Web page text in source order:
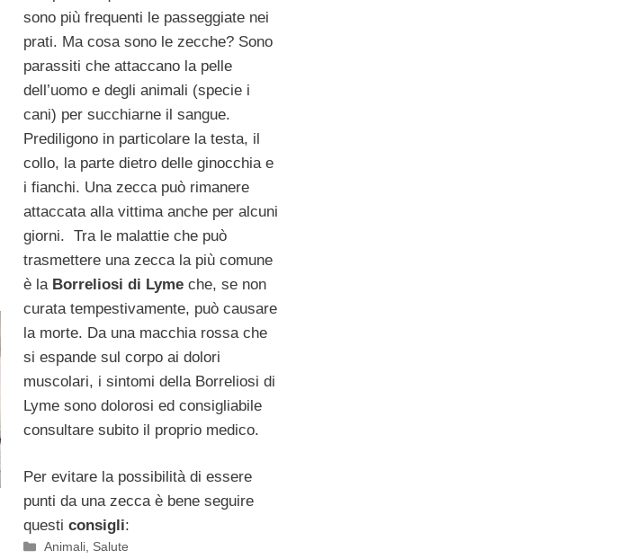
sono più frequenti le passeggiate nei
prati. Ma cosa sono le zecche? Sono
parassiti che attaccano la pelle
dell’uomo e degli animali (specie i
cani) per succhiarne il sangue.
Prediligono in particolare la testa, il
collo, la parte dietro delle ginocchia e
i fianchi. Una zecca può rimanere
attaccata alla vittima anche per alcuni
giorni. Tra le malattie che può
trasmettere una zecca la più comune
è laBorreliosi di Lymeche, se non
curata tempestivamente, può causare
la morte. Da una macchia rossa che
si espande sul corpo ai dolori
muscolari, i sintomi della Borreliosi di
Lyme sono dolorosi ed consigliabile
consultare subito il proprio medico.
Per evitare la possibilità di essere
punti da una zecca è bene seguire
questi consigli:
Categorie
Animali, Salute